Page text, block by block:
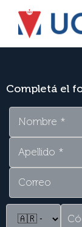
Completá el